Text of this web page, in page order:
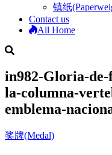
镇纸
Contact us
All Home
in982-Gloria-
la-columna-
emblema-
奖牌(Medal)